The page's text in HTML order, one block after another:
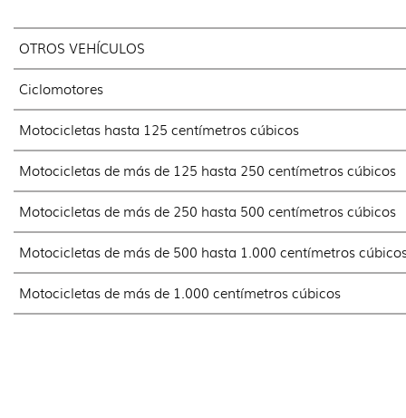
OTROS VEHÍCULOS
Ciclomotores
Motocicletas hasta 125 centímetros cúbicos
Motocicletas de más de 125 hasta 250 centímetros cúbicos
Motocicletas de más de 250 hasta 500 centímetros cúbicos
Motocicletas de más de 500 hasta 1.000 centímetros
Motocicletas de más de 1.000 centímetros cúbicos